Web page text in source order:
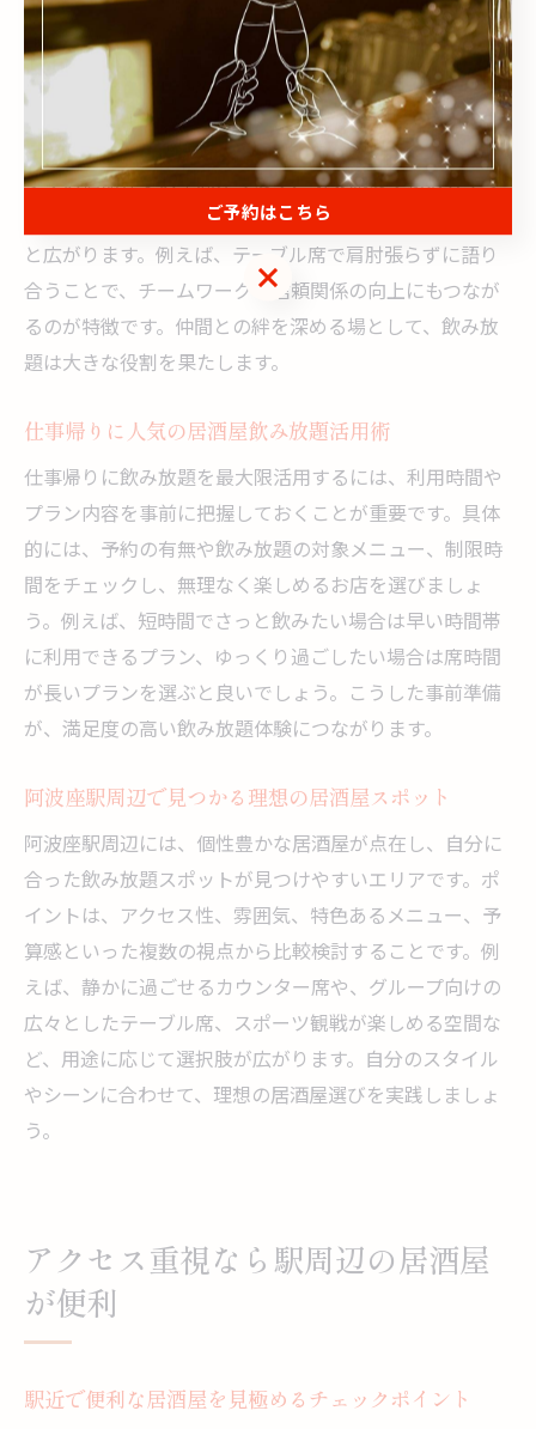
同僚と語らう居酒屋の飲み放題の魅力
同僚と居酒屋で飲み放題を楽しむ魅力は、会話が弾むリ
ラックスした空間にあります。飲み放題プランは、ドリ
ンクの追加注文の手間が少なく、気兼ねなく複数人でシ
ェアできるため、仕事の話やプライベートな話題も自然
と広がります。例えば、テーブル席で肩肘張らずに語り
合うことで、チームワークや信頼関係の向上にもつなが
るのが特徴です。仲間との絆を深める場として、飲み放
題は大きな役割を果たします。
仕事帰りに人気の居酒屋飲み放題活用術
仕事帰りに飲み放題を最大限活用するには、利用時間や
プラン内容を事前に把握しておくことが重要です。具体
的には、予約の有無や飲み放題の対象メニュー、制限時
間をチェックし、無理なく楽しめるお店を選びましょ
う。例えば、短時間でさっと飲みたい場合は早い時間帯
に利用できるプラン、ゆっくり過ごしたい場合は席時間
が長いプランを選ぶと良いでしょう。こうした事前準備
が、満足度の高い飲み放題体験につながります。
阿波座駅周辺で見つかる理想の居酒屋スポット
阿波座駅周辺には、個性豊かな居酒屋が点在し、自分に
合った飲み放題スポットが見つけやすいエリアです。ポ
イントは、アクセス性、雰囲気、特色あるメニュー、予
算感といった複数の視点から比較検討することです。例
えば、静かに過ごせるカウンター席や、グループ向けの
広々としたテーブル席、スポーツ観戦が楽しめる空間な
ど、用途に応じて選択肢が広がります。自分のスタイル
やシーンに合わせて、理想の居酒屋選びを実践しましょ
う。
アクセス重視なら駅周辺の居酒屋
が便利
駅近で便利な居酒屋を見極めるチェックポイント
ご予約はこちら
ご予約はこちら